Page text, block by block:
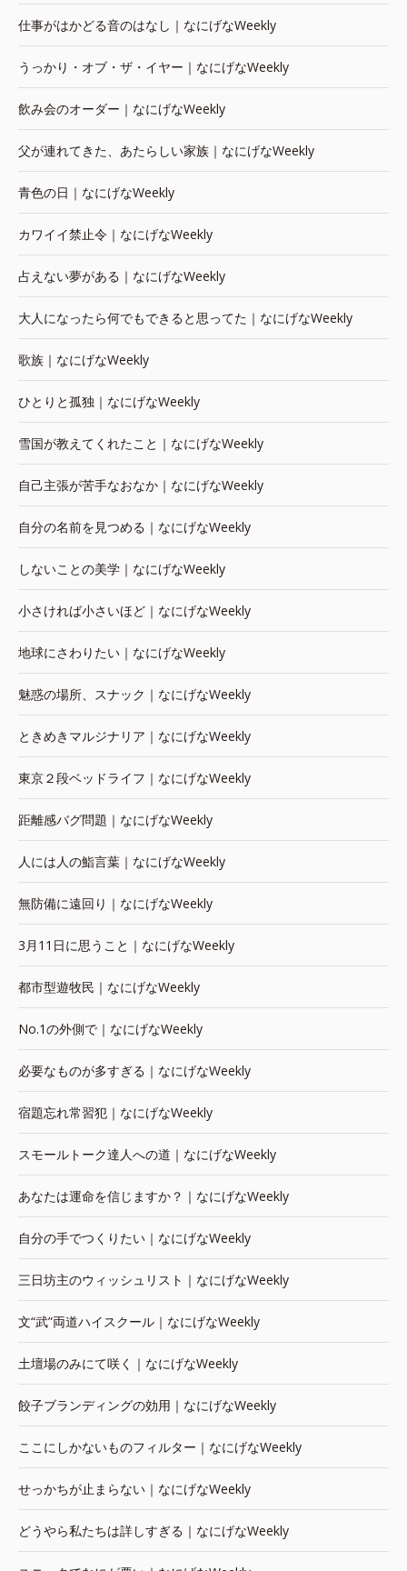
仕事がはかどる音のはなし｜なにげなWeekly
うっかり・オブ・ザ・イヤー｜なにげなWeekly
飲み会のオーダー｜なにげなWeekly
父が連れてきた、あたらしい家族｜なにげなWeekly
青色の日｜なにげなWeekly
カワイイ禁止令｜なにげなWeekly
占えない夢がある｜なにげなWeekly
大人になったら何でもできると思ってた｜なにげなWeekly
歌族｜なにげなWeekly
ひとりと孤独｜なにげなWeekly
雪国が教えてくれたこと｜なにげなWeekly
自己主張が苦手なおなか｜なにげなWeekly
自分の名前を見つめる｜なにげなWeekly
しないことの美学｜なにげなWeekly
小さければ小さいほど｜なにげなWeekly
地球にさわりたい｜なにげなWeekly
魅惑の場所、スナック｜なにげなWeekly
ときめきマルジナリア｜なにげなWeekly
東京２段ベッドライフ｜なにげなWeekly
距離感バグ問題｜なにげなWeekly
人には人の鮨言葉｜なにげなWeekly
無防備に遠回り｜なにげなWeekly
3月11日に思うこと｜なにげなWeekly
都市型遊牧民｜なにげなWeekly
No.1の外側で｜なにげなWeekly
必要なものが多すぎる｜なにげなWeekly
宿題忘れ常習犯｜なにげなWeekly
スモールトーク達人への道｜なにげなWeekly
あなたは運命を信じますか？｜なにげなWeekly
自分の手でつくりたい｜なにげなWeekly
三日坊主のウィッシュリスト｜なにげなWeekly
文“武”両道ハイスクール｜なにげなWeekly
土壇場のみにて咲く｜なにげなWeekly
餃子ブランディングの効用｜なにげなWeekly
ここにしかないものフィルター｜なにげなWeekly
せっかちが止まらない｜なにげなWeekly
どうやら私たちは詳しすぎる｜なにげなWeekly